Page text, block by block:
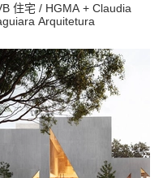
住宅 / HGMA + Claudia
Arquitetura